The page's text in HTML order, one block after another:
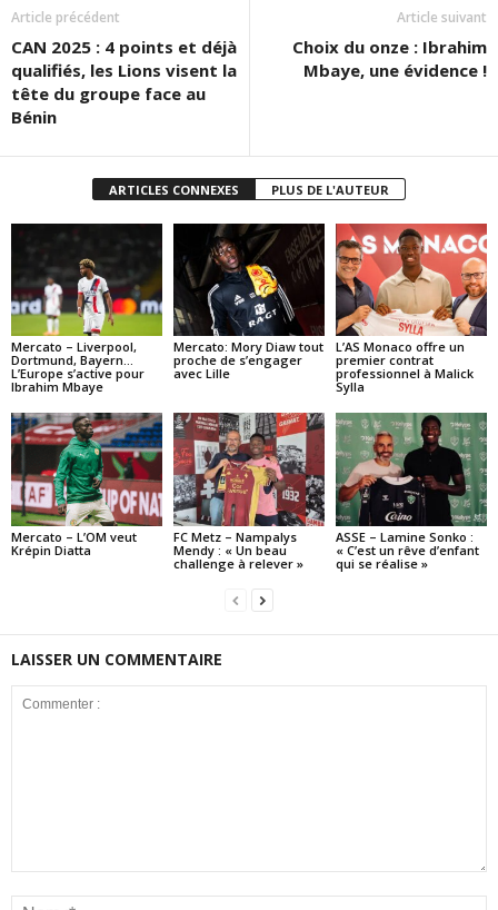
Article précédent
CAN 2025 : 4 points et déjà
qualifiés, les Lions visent la
tête du groupe face au
Bénin
Article suivant
Choix du onze : Ibrahim
Mbaye, une évidence !
ARTICLES CONNEXES PLUS DE L'AUTEUR
Mercato – Liverpool,
Dortmund, Bayern…
L’Europe s’active pour
Ibrahim Mbaye
Mercato: Mory Diaw tout
proche de s’engager
avec Lille
L’AS Monaco offre un
premier contrat
professionnel à Malick
Sylla
Mercato – L’OM veut
Krépin Diatta
FC Metz – Nampalys
Mendy : « Un beau
challenge à relever »
ASSE – Lamine Sonko :
« C’est un rêve d’enfant
qui se réalise »
LAISSER UN COMMENTAIRE